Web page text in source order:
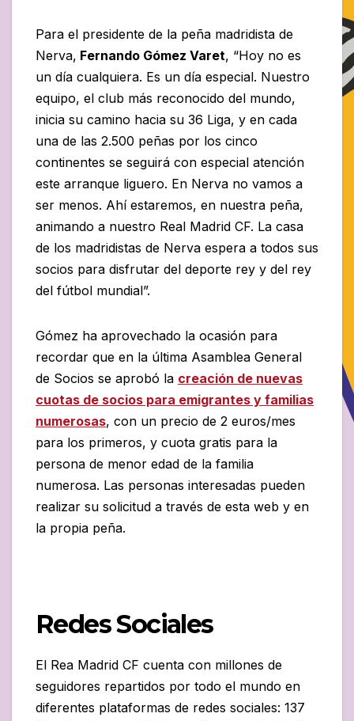
Para el presidente de la peña madridista de
Nerva, Fernando Gómez Varet, “Hoy no es
un día cualquiera. Es un día especial. Nuestro
equipo, el club más reconocido del mundo,
inicia su camino hacia su 36 Liga, y en cada
una de las 2.500 peñas por los cinco
continentes se seguirá con especial atención
este arranque liguero. En Nerva no vamos a
ser menos. Ahí estaremos, en nuestra peña,
animando a nuestro Real Madrid CF. La casa
de los madridistas de Nerva espera a todos sus
socios para disfrutar del deporte rey y del rey
del fútbol mundial”.
Gómez ha aprovechado la ocasión para
recordar que en la última Asamblea General
de Socios se aprobó la creación de nuevas
cuotas de socios para emigrantes y familias
numerosas, con un precio de 2 euros/mes
para los primeros, y cuota gratis para la
persona de menor edad de la familia
numerosa. Las personas interesadas pueden
realizar su solicitud a través de esta web y en
la propia peña.
Redes Sociales
El Rea Madrid CF cuenta con millones de
seguidores repartidos por todo el mundo en
diferentes plataformas de redes sociales: 137